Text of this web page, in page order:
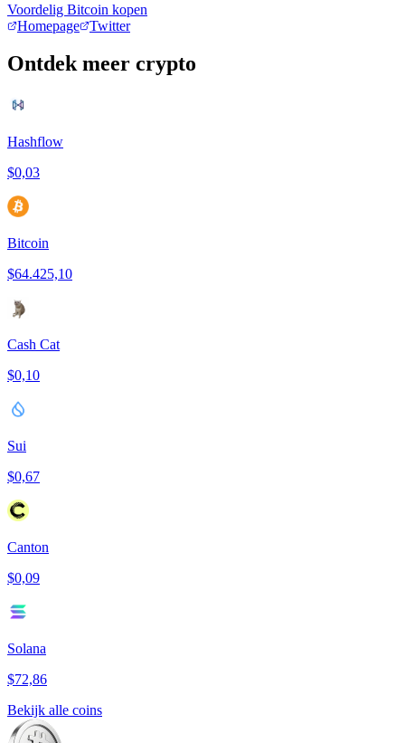
Voordelig Bitcoin kopen
Homepage
Twitter
Ontdek meer crypto
Hashflow
$0,03
Bitcoin
$64.425,10
Cash Cat
$0,10
Sui
$0,67
Canton
$0,09
Solana
$72,86
Bekijk alle coins